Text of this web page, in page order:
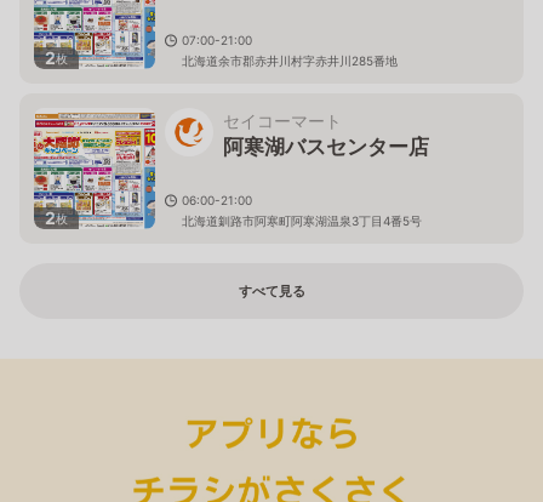
2枚
07:00-21:00
北海道余市郡赤井川村字赤井川285番地
2枚
セイコーマート
阿寒湖バスセンター店
06:00-21:00
北海道釧路市阿寒町阿寒湖温泉3丁目4番5号
すべて見る